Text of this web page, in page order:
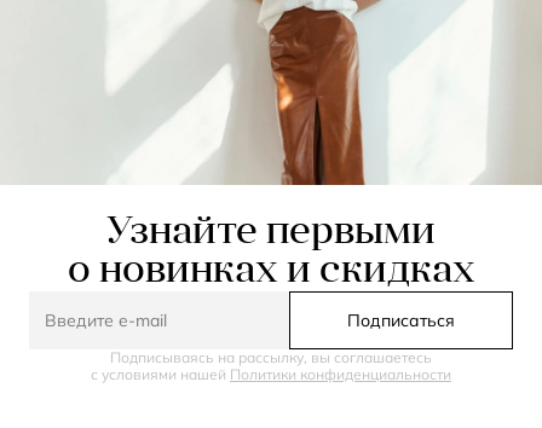
Узнайте первыми
о новинках и скидках
Подписаться
Подписываясь на рассылку, вы соглашаетесь
с условиями нашей Политики конфиденциальности